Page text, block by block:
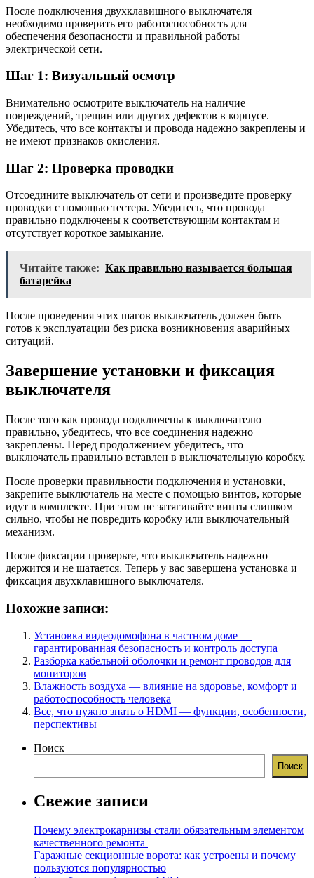
После подключения двухклавишного выключателя
необходимо проверить его работоспособность для
обеспечения безопасности и правильной работы
электрической сети.
Шаг 1: Визуальный осмотр
Внимательно осмотрите выключатель на наличие
повреждений, трещин или других дефектов в корпусе.
Убедитесь, что все контакты и провода надежно закреплены и
не имеют признаков окисления.
Шаг 2: Проверка проводки
Отсоедините выключатель от сети и произведите проверку
проводки с помощью тестера. Убедитесь, что провода
правильно подключены к соответствующим контактам и
отсутствует короткое замыкание.
Читайте также: Как правильно называется большая
батарейка
После проведения этих шагов выключатель должен быть
готов к эксплуатации без риска возникновения аварийных
ситуаций.
Завершение установки и фиксация
выключателя
После того как провода подключены к выключателю
правильно, убедитесь, что все соединения надежно
закреплены. Перед продолжением убедитесь, что
выключатель правильно вставлен в выключательную коробку.
После проверки правильности подключения и установки,
закрепите выключатель на месте с помощью винтов, которые
идут в комплекте. При этом не затягивайте винты слишком
сильно, чтобы не повредить коробку или выключательный
механизм.
После фиксации проверьте, что выключатель надежно
держится и не шатается. Теперь у вас завершена установка и
фиксация двухклавишного выключателя.
Похожие записи:
Установка видеодомофона в частном доме —
гарантированная безопасность и контроль доступа
Разборка кабельной оболочки и ремонт проводов для
мониторов
Влажность воздуха — влияние на здоровье, комфорт и
работоспособность человека
Все, что нужно знать о HDMI — функции, особенности,
перспективы
Поиск
Поиск
Свежие записи
Почему электрокарнизы стали обязательным элементом
качественного ремонта
Гаражные секционные ворота: как устроены и почему
пользуются популярностью